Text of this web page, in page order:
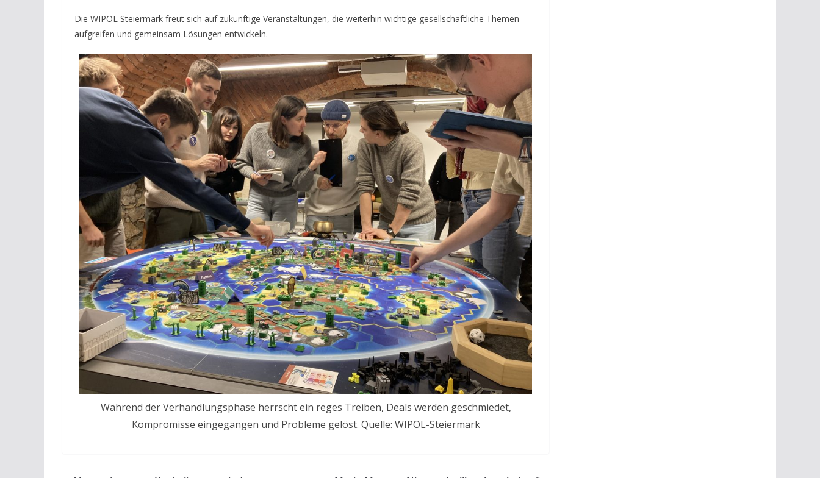
Die WIPOL Steiermark freut sich auf zukünftige Veranstaltungen, die weiterhin wichtige gesellschaftliche Themen
aufgreifen und gemeinsam Lösungen entwickeln.
Während der Verhandlungsphase herrscht ein reges Treiben, Deals werden geschmiedet,
Kompromisse eingegangen und Probleme gelöst. Quelle: WIPOL-Steiermark